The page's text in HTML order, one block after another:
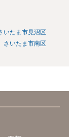
いたま市見沼区
さいたま市南区